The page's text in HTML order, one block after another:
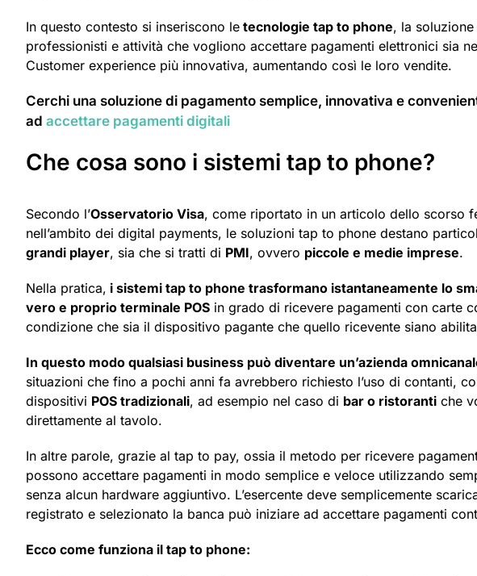
In questo contesto si inseriscono le tecnologie tap to phone, la
professionisti e attività che vogliono accettare pagamenti elettronici sia
Customer experience più innovativa, aumentando così le loro vendite.
Cerchi una soluzione di pagamento semplice, innovativa e
ad accettare pagamenti digitali
Che cosa sono i sistemi tap to phone?
Secondo l’Osservatorio Visa, come riportato in un articolo dello scorso
nell’ambito dei digital payments, le soluzioni tap to phone destano
grandi player, sia che si tratti di PMI, ovvero piccole e medie imprese.
Nella pratica, i sistemi tap to phone trasformano istantaneamente lo
vero e proprio terminale POS in grado di ricevere pagamenti con carte
condizione che sia il dispositivo pagante che quello ricevente siano
In questo modo qualsiasi business può diventare un’azienda
situazioni che fino a pochi anni fa avrebbero richiesto l’uso di contanti,
dispositivi POS tradizionali, ad esempio nel caso di bar o ristoranti che
direttamente al tavolo.
In altre parole, grazie al tap to pay, ossia il metodo per ricevere
possono accettare pagamenti in modo semplice e veloce utilizzando
senza alcun hardware aggiuntivo. L’esercente deve semplicemente
registrato e selezionato la banca può iniziare ad accettare pagamenti
Ecco come funziona il tap to phone: